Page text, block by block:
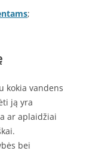
;
kokia vandens
ją yra
ar aplaidžiai
bei